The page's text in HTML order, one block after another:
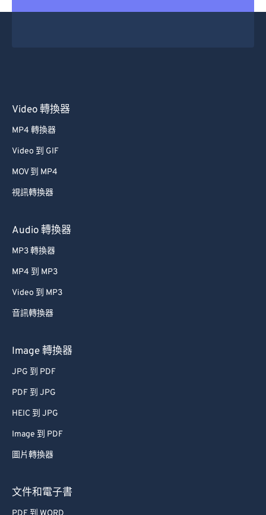
Video 轉換器
MP4 轉換器
Video 到 GIF
MOV 到 MP4
視訊轉換器
Audio 轉換器
MP3 轉換器
MP4 到 MP3
Video 到 MP3
音訊轉換器
Image 轉換器
JPG 到 PDF
PDF 到 JPG
HEIC 到 JPG
Image 到 PDF
圖片轉換器
文件和電子書